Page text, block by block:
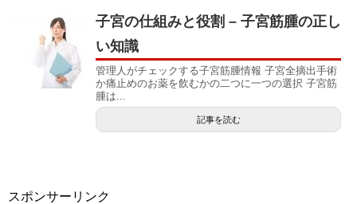
子宮の仕組みと役割 – 子宮筋腫の正し
い知識
管理人がチェックする子宮筋腫情報 子宮全摘出手術
か痛止めのお薬を飲むかの二つに一つの選択 子宮筋
腫は...
記事を読む
スポンサーリンク